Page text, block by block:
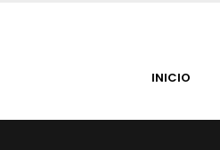
INICIO